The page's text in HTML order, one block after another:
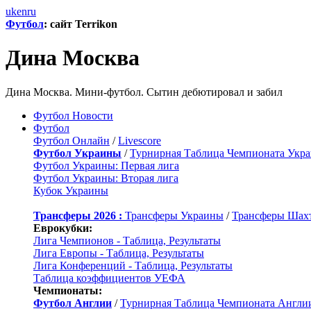
ukenru
Футбол: сайт Terrikon
Дина Москва
Дина Москва. Мини-футбол. Сытин дебютировал и забил
Футбол Новости
Футбол
Футбол Онлайн /Livescore
Футбол Украины /Турнирная Таблица Чемпионата
Футбол Украины: Первая лига
Футбол Украины: Вторая лига
Кубок Украины
Трансферы 2026 : Трансферы Украины /Трансферы
Еврокубки:
Лига Чемпионов - Таблица, Результаты
Лига Европы - Таблица, Результаты
Лига Конференций - Таблица, Результаты
Таблица коэффициентов УЕФА
Чемпионаты:
Футбол Англии /Турнирная Таблица Чемпионата